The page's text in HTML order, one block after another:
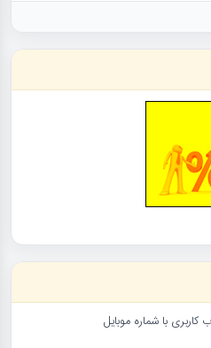
با شماره موبایل